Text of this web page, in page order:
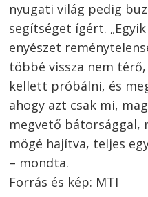
nyugati világ pedig
segítséget ígért.
enyészet
többé vissza nem
kellett próbálni, és
ahogy azt csak mi,
megvető bátorsággal,
mögé hajítva, teljes
– mondta.
Forrás és kép: MTI